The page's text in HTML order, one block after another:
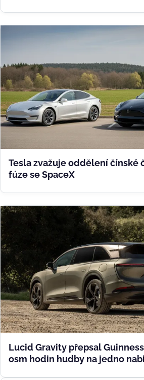
Tesla zvažuje oddělení čínské
fúze se SpaceX
Lucid Gravity přepsal
osm hodin hudby na jedno